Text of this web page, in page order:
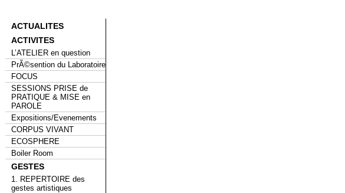
ACTUALITES
ACTIVITES
L’ATELIER en question
PrÃ©sention du Laboratoire
FOCUS
SESSIONS PRISE de
PRATIQUE & MISE en
PAROLE
Expositions/Evenements
CORPUS VIVANT
ECOSPHERE
Boiler Room
GESTES
1. REPERTOIRE des
gestes artistiques